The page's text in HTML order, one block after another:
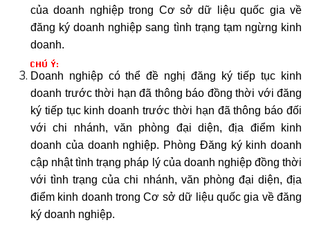
của doanh nghiệp trong Cơ sở dữ liệu quốc gia về
đăng ký doanh nghiệp sang tình trạng tạm ngừng kinh
doanh.
Doanh nghiệp có thể đề nghị đăng ký tiếp tục kinh
doanh trước thời hạn đã thông báo đồng thời với đăng
ký tiếp tục kinh doanh trước thời hạn đã thông báo đối
với chi nhánh, văn phòng đại diện, địa điểm kinh
doanh của doanh nghiệp. Phòng Đăng ký kinh doanh
cập nhật tình trạng pháp lý của doanh nghiệp đồng thời
với tình trạng của chi nhánh, văn phòng đại diện, địa
điểm kinh doanh trong Cơ sở dữ liệu quốc gia về đăng
ký doanh nghiệp.